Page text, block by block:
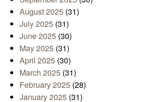
August 2025 (31)
July 2025 (31)
June 2025 (30)
May 2025 (31)
April 2025 (30)
March 2025 (31)
February 2025 (28)
January 2025 (31)